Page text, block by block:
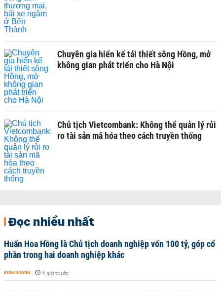
Chuyên gia hiến kế tái thiết sông Hồng, mở
không gian phát triển cho Hà Nội
Chủ tịch Vietcombank: Không thể quản lý rủi
ro tài sản mã hóa theo cách truyền thống
Đọc nhiều nhất
Huấn Hoa Hồng là Chủ tịch doanh nghiệp vốn 100 tỷ, góp cổ
phần trong hai doanh nghiệp khác
KINH DOANH - 4 giờ trước